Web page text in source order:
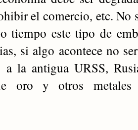
el comercio, etc. No
tiempo este tipo de
si algo acontece no
la antigua URSS,
oro y otros metales